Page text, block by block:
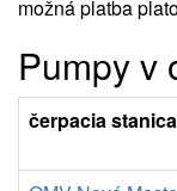
možná platba
Pumpy v
čerpacia stanica